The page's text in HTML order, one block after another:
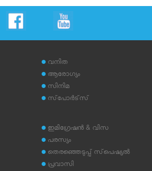
വനിത
ആരോഗ്യം
സിനിമ
സ്‌പോര്‍ട്‌സ്
ഇമിഗ്രേഷന്‍ & വിസ
പരസ്യം
തെരഞ്ഞെടുപ്പ് സ്‌പെഷ്യല്‍
പ്രവാസി